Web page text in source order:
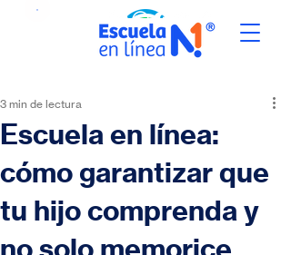
Escuela en línea:
cómo garantizar que
tu hijo comprenda y
3 min de lectura